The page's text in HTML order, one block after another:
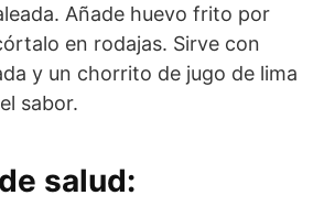
Añade huevo frito por
en rodajas. Sirve con
y un chorrito de jugo de lima
sabor.
salud: